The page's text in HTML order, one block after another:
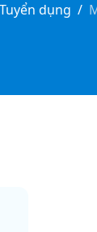
Tuyển dụng